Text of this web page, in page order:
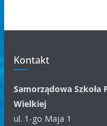
Kontakt
Samorządowa
Wielkiej
ul. 1-go Maja 1